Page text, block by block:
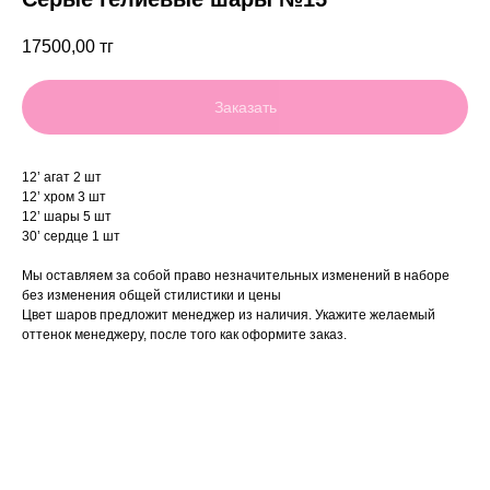
17500,00 тг
Заказать
12’ агат 2 шт
12’ хром 3 шт
12’ шары 5 шт
30’ сердце 1 шт
Мы оставляем за собой право незначительных изменений в наборе
без изменения общей стилистики и цены
Цвет шаров предложит менеджер из наличия. Укажите желаемый
оттенок менеджеру, после того как оформите заказ.